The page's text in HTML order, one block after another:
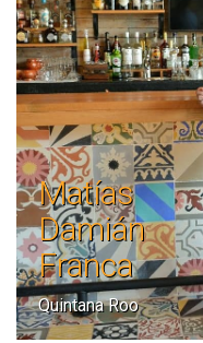
Matías
Damián
Franca
Quintana Roo